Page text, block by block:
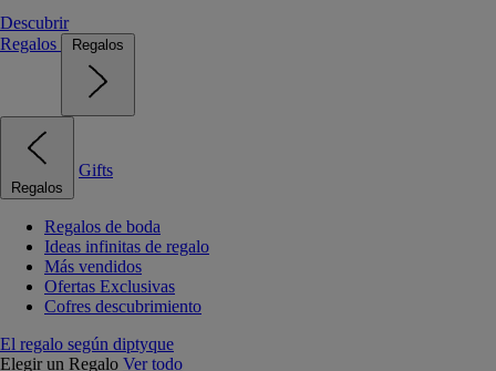
Descubrir
Regalos
Regalos
Regalos
Gifts
Regalos de boda
Ideas infinitas de regalo
Más vendidos
Ofertas Exclusivas
Cofres descubrimiento
El regalo según diptyque
Elegir un Regalo Ver todo